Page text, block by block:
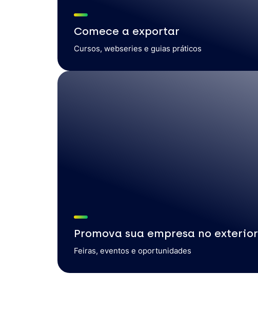
Comece a exportar
Cursos, webseries e guias práticos
Promova sua empresa no exterior
Feiras, eventos e oportunidades